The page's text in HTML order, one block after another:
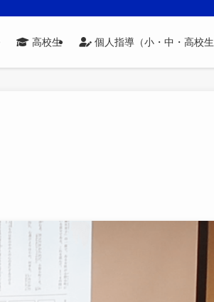
高校生 個人指導（小・中・高校